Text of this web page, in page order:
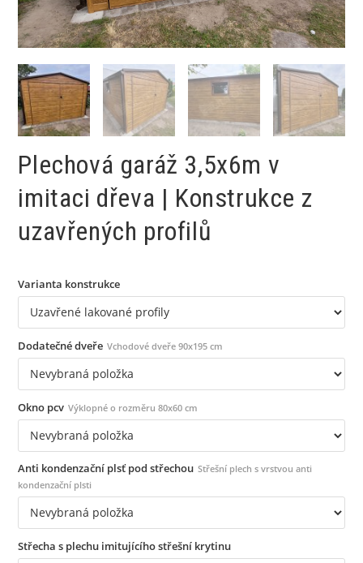
Plechová garáž 3,5x6m v
imitaci dřeva | Konstrukce z
uzavřených profilů
Varianta konstrukce
Dodatečné dveře Vchodové dveře 90x195 cm
Okno pcv Výklopné o rozměru 80x60 cm
Anti kondenzační plsť pod střechou Střešní plech s vrstvou anti
kondenzační plsti
Střecha s plechu imitujícího střešní krytinu